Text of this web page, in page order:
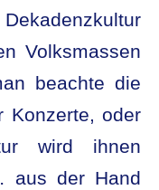
Volksmassen
beachte die
Konzerte, oder
wird ihnen
aus der Hand